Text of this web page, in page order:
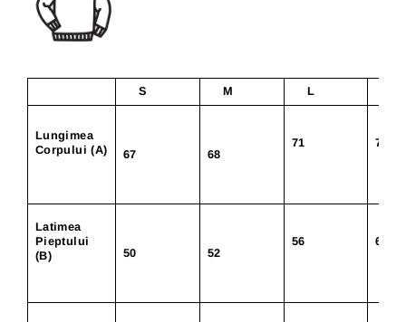
S M L
Lungimea
Corpului (A)
67 68
71 74
Latimea
Pieptului
(B)
50 52
56 60